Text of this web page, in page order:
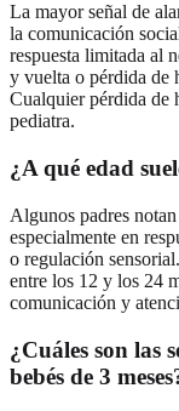
La mayor señal de
la comunicación
respuesta limitada al
y vuelta o pérdida de
Cualquier pérdida de
pediatra.
¿A qué edad
Algunos padres
especialmente en
o regulación
entre los 12 y los 24
comunicación y
¿Cuáles son las
bebés de 3